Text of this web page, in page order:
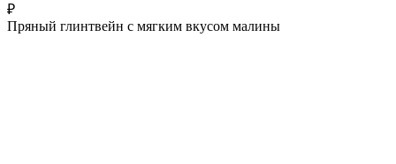
₽
Пряный глинтвейн с мягким вкусом малины